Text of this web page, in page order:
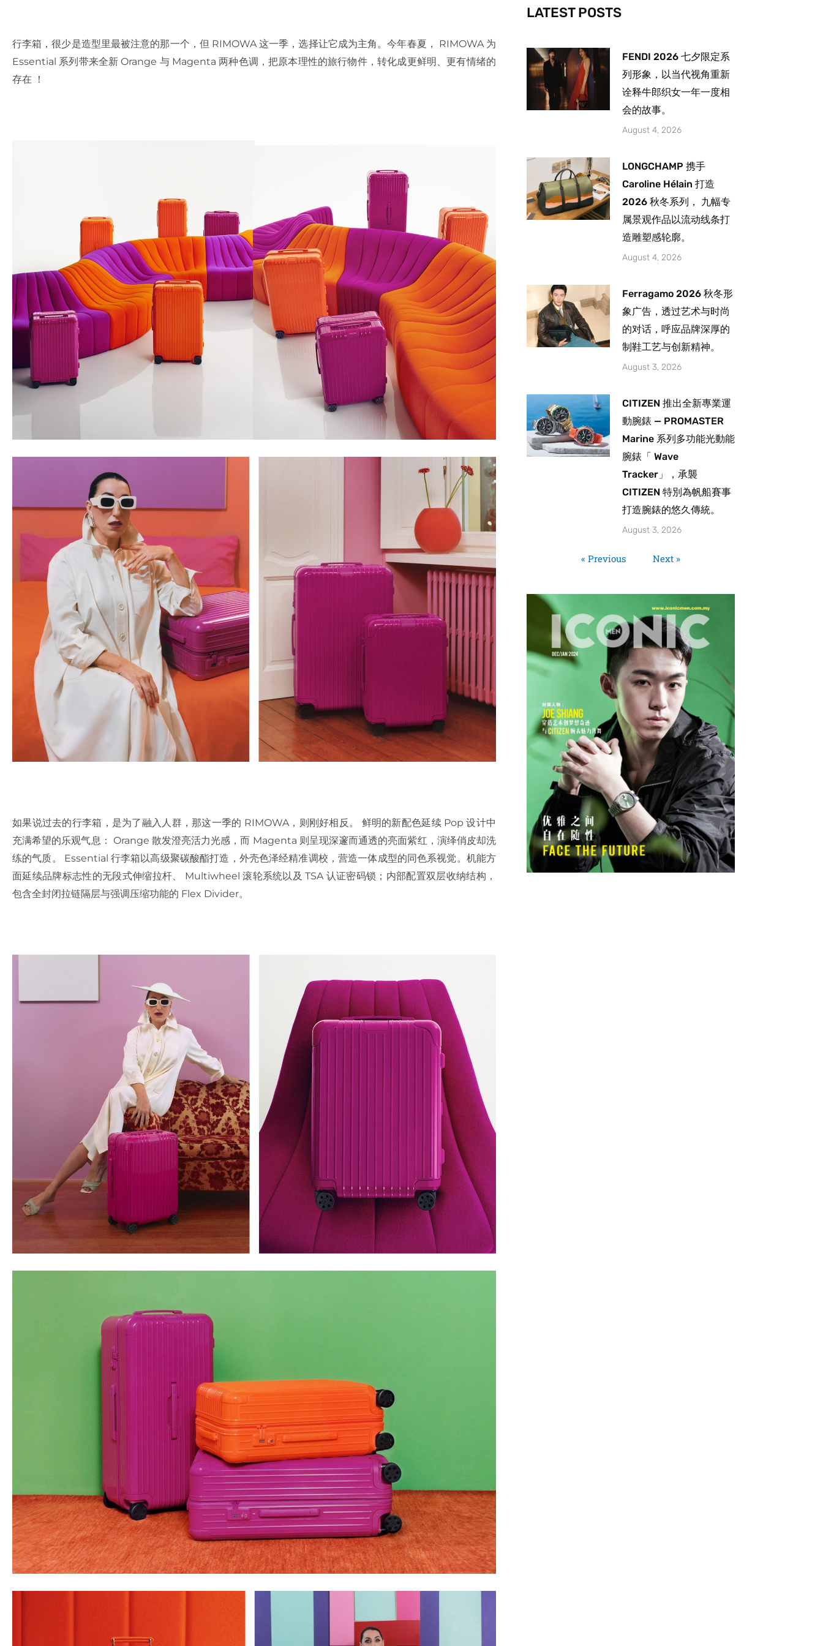
行李箱，很少是造型里最被注意的那一个，但 RIMOWA 这一季，选择让它成为主角。今年春夏， RIMOWA 为
Essential 系列带来全新 Orange 与 Magenta 两种色调，把原本理性的旅行物件，转化成更鲜明、更有情绪的
存在 ！
如果说过去的行李箱，是为了融入人群，那这一季的 RIMOWA，则刚好相反。 鲜明的新配色延续 Pop 设计中
充满希望的乐观气息： Orange 散发澄亮活力光感，而 Magenta 则呈现深邃而通透的亮面紫红，演绎俏皮却洗
练的气质。 Essential 行李箱以高级聚碳酸酯打造，外壳色泽经精准调校，营造一体成型的同色系视觉。机能方
面延续品牌标志性的无段式伸缩拉杆、 Multiwheel 滚轮系统以及 TSA 认证密码锁；内部配置双层收纳结构，
包含全封闭拉链隔层与强调压缩功能的 Flex Divider。
-
f
m
LATEST POSTS
FENDI 2026 七夕限定系
列形象，以当代视角重新
诠释牛郎织女一年一度相
会的故事。
August 4, 2026
LONGCHAMP 携手
Caroline Hélain 打造
2026 秋冬系列， 九幅专
属景观作品以流动线条打
造雕塑感轮廓。
August 4, 2026
Ferragamo 2026 秋冬形
象广告，透过艺术与时尚
的对话，呼应品牌深厚的
制鞋工艺与创新精神。
August 3, 2026
CITIZEN 推出全新專業運
動腕錶 — PROMASTER
Marine 系列多功能光動能
腕錶「 Wave
Tracker」，承襲
CITIZEN 特別為帆船賽事
打造腕錶的悠久傳統。
August 3, 2026
« Previous Next »